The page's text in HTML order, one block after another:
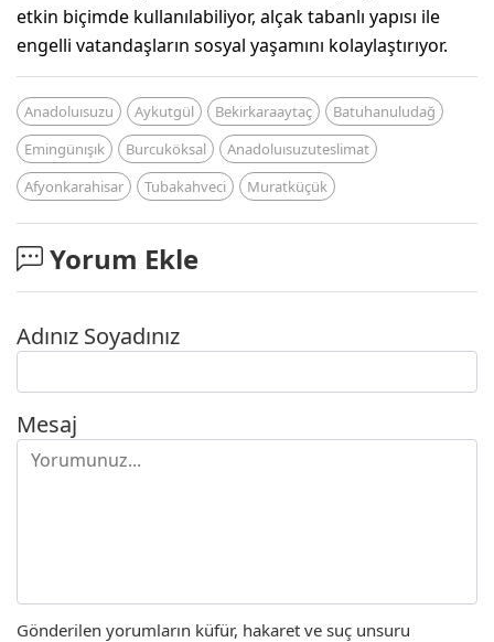
etkin biçimde kullanılabiliyor, alçak tabanlı yapısı ile
engelli vatandaşların sosyal yaşamını kolaylaştırıyor.
Anadoluısuzu Aykutgül Bekirkaraaytaç
Batuhanuludağ
Emingünışık
Burcuköksal
Anadoluısuzuteslimat
Afyonkarahisar
Tubakahveci Muratküçük
Yorum Ekle
Adınız Soyadınız
Mesaj
Gönderilen yorumların küfür, hakaret ve suç unsuru